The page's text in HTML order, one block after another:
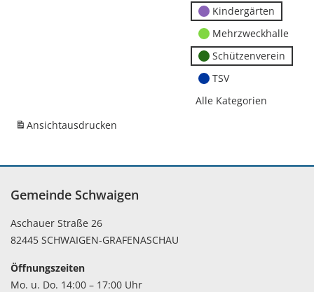
Kindergärten
Mehrzweckhalle
Schützenverein
TSV
Alle Kategorien
Ansichtausdrucken
Gemeinde Schwaigen
Aschauer Straße 26
82445 SCHWAIGEN-GRAFENASCHAU
Öffnungszeiten
Mo. u. Do. 14:00 – 17:00 Uhr